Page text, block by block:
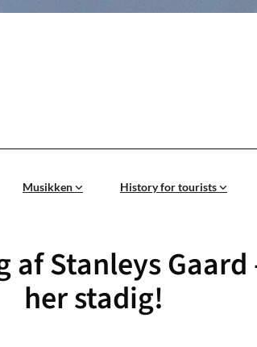
Musikken History for tourists
af Stanleys Gaard
her stadig!